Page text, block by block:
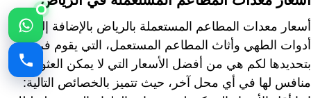
أسعار معدات المطاعم المستعملة بالرياض بالإضافة إلى
أدوات الطهي وأثاث المطاعم المستعمل، التي يقوم فريقنا
بتحديدها لكم هي من أفضل الأسعار التي لا يمكن العثور على
منافس لها في أي محل آخر، حيث تتميز بالخصائص التالية: